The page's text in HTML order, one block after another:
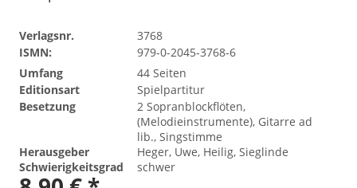
Verlagsnr.
3768
ISMN:
979-0-2045-3768-6
Umfang
44 Seiten
Editionsart
Spielpartitur
Besetzung
2 Sopranblockflöten,
(Melodieinstrumente), Gitarre ad
lib., Singstimme
Herausgeber
Heger, Uwe, Heilig, Sieglinde
Schwierigkeitsgrad
schwer